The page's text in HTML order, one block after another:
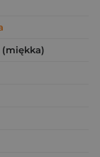
(miękka)